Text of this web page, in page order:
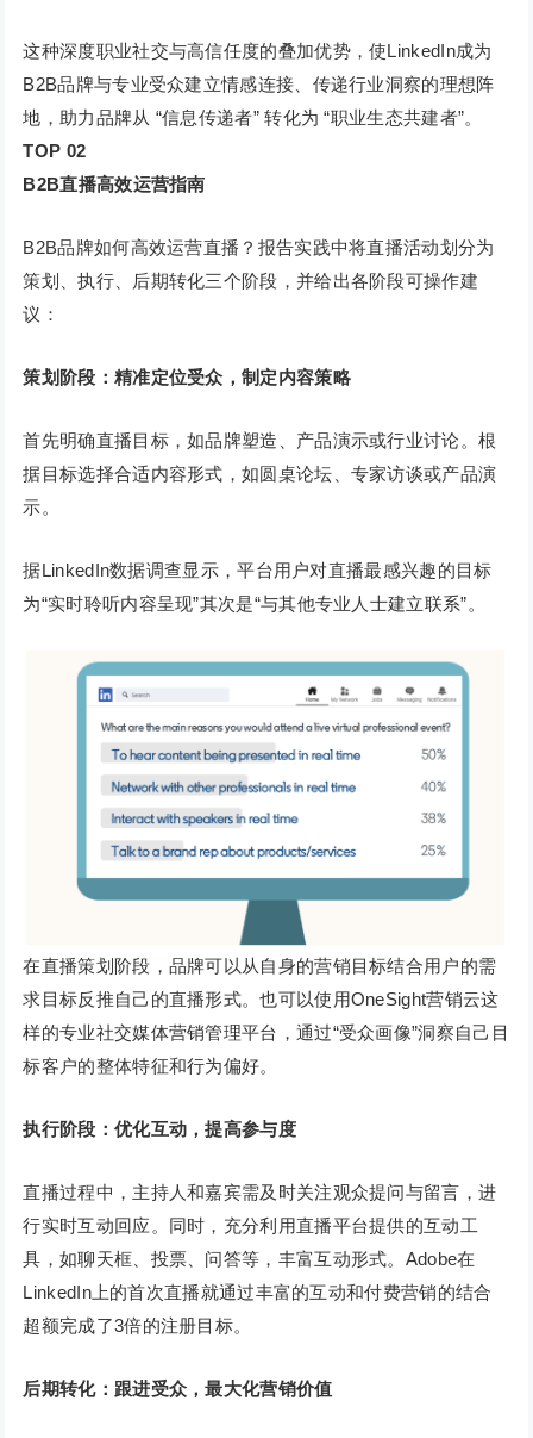
这种深度职业社交与高信任度的叠加优势，使LinkedIn成为
B2B品牌与专业受众建立情感连接、传递行业洞察的理想阵
地，助力品牌从 “信息传递者” 转化为 “职业生态共建者”。
TOP 02
B2B直播高效运营指南
B2B品牌如何高效运营直播？报告实践中将直播活动划分为
策划、执行、后期转化三个阶段，并给出各阶段可操作建
议：
策划阶段：精准定位受众，制定内容策略
首先明确直播目标，如品牌塑造、产品演示或行业讨论。根
据目标选择合适内容形式，如圆桌论坛、专家访谈或产品演
示。
据LinkedIn数据调查显示，平台用户对直播最感兴趣的目标
为“实时聆听内容呈现”其次是“与其他专业人士建立联系”。
在直播策划阶段，品牌可以从自身的营销目标结合用户的需
求目标反推自己的直播形式。也可以使用OneSight营销云这
样的专业社交媒体营销管理平台，通过“受众画像”洞察自己目
标客户的整体特征和行为偏好。
执行阶段：优化互动，提高参与度
直播过程中，主持人和嘉宾需及时关注观众提问与留言，进
行实时互动回应。同时，充分利用直播平台提供的互动工
具，如聊天框、投票、问答等，丰富互动形式。Adobe在
LinkedIn上的首次直播就通过丰富的互动和付费营销的结合
超额完成了3倍的注册目标。
后期转化：跟进受众，最大化营销价值